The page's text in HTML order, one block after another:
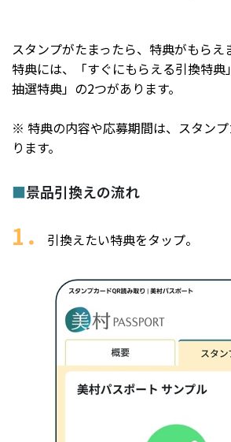
スタンプがたまったら、特典がもらえ
特典には、「すぐにもらえる引換特典
抽選特典」の2つがあります。
※ 特典の内容や応募期間は、スタン
ります。
■景品引換えの流れ
1． 引換えたい特典をタップ。